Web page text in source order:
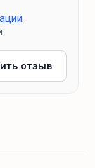
отзыв